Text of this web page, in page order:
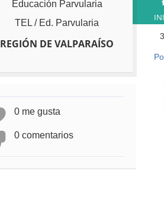
Educación Parvularia
TEL / Ed. Parvularia
REGIÓN DE VALPARAÍSO
0 me gusta
0 comentarios